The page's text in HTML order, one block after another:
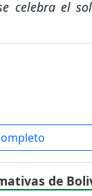
celebra el
de